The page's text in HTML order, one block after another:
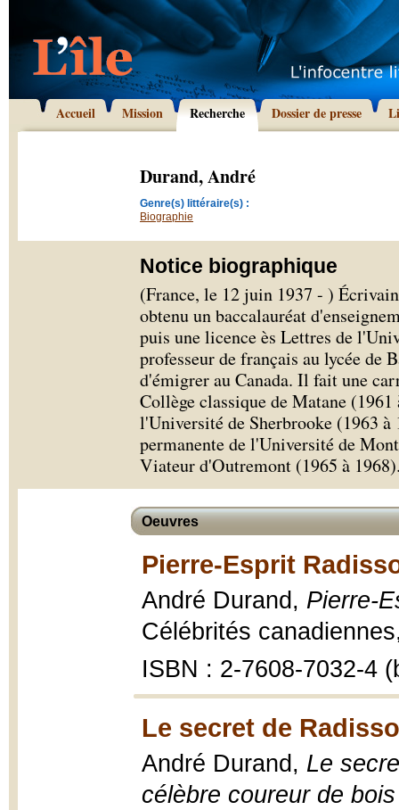
Accueil Mission Recherche Dossier de presse
Durand, André
Genre(s) littéraire(s) :
Biographie
Notice biographique
(France, le 12 juin 1937 - )
obtenu un baccalauréat
puis une licence ès Lettres de
professeur de français au lycée de
d'émigrer au Canada. Il fait une
Collège classique de Matane
l'Université de Sherbrooke (1963
permanente de l'Université de
Viateur d'Outremont (1965 à
Oeuvres
Pierre-Esprit
André Durand, Pierre-
Célébrités
ISBN : 2-7608-7032-4
Le secret de
André Durand, Le
célèbre coureur de